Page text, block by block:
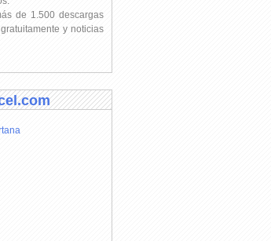
de 1.500 descargas
gratuitamente y noticias